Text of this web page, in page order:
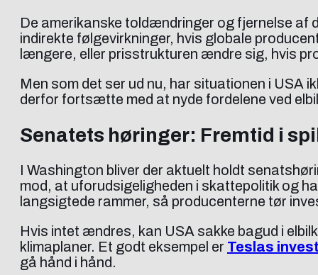
De amerikanske toldændringer og fjernelse af
indirekte følgevirkninger, hvis globale
længere, eller prisstrukturen ændre sig, hvis
Men som det ser ud nu, har situationen i USA
derfor fortsætte med at nyde fordelene ved
Senatets høringer: Fremtid i
I Washington bliver der aktuelt holdt
mod, at uforudsigeligheden i skattepolitik og
langsigtede rammer, så producenterne tør
Hvis intet ændres, kan USA sakke bagud i
klimaplaner. Et godt eksempel er Teslas
gå hånd i hånd.